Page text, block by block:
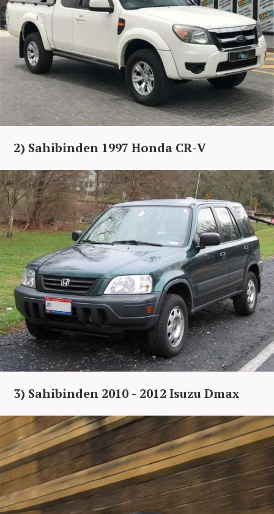
2) Sahibinden 1997 Honda CR-V
3) Sahibinden 2010 - 2012 Isuzu Dmax